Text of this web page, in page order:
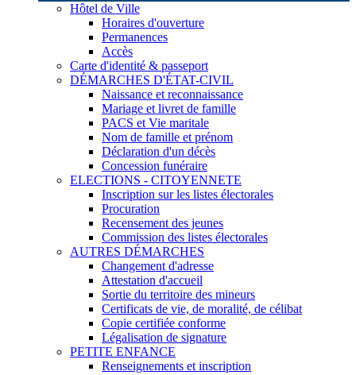
Hôtel de Ville
Horaires d'ouverture
Permanences
Accès
Carte d'identité & passeport
DÉMARCHES D'ÉTAT-CIVIL
Naissance et reconnaissance
Mariage et livret de famille
PACS et Vie maritale
Nom de famille et prénom
Déclaration d'un décès
Concession funéraire
ELECTIONS - CITOYENNETE
Inscription sur les listes électorales
Procuration
Recensement des jeunes
Commission des listes électorales
AUTRES DÉMARCHES
Changement d'adresse
Attestation d'accueil
Sortie du territoire des mineurs
Certificats de vie, de moralité, de célibat
Copie certifiée conforme
Légalisation de signature
PETITE ENFANCE
Renseignements et inscription